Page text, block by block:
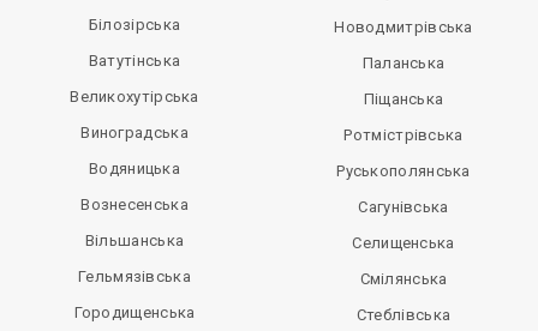
Білозірська
Ватутінська
Великохутірська
Виноградська
Водяницька
Вознесенська
Вільшанська
Гельмязівська
Городищенська
Новодмитрівська
Паланська
Піщанська
Ротмістрівська
Руськополянська
Сагунівська
Селищенська
Смілянська
Стеблівська